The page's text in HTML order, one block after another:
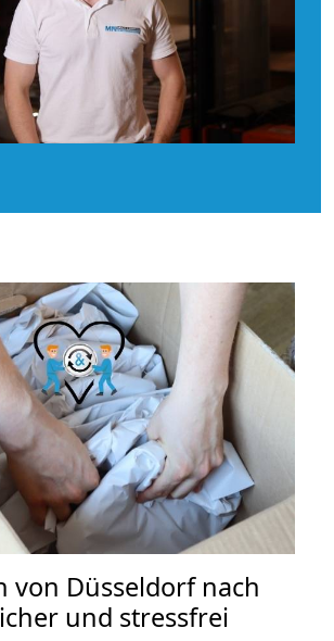
von Düsseldorf nach
und stressfrei